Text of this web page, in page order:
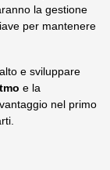
la gestione
per mantenere
e sviluppare
e la
nel primo